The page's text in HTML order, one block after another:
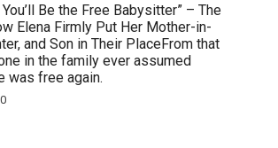
Be the Free Babysitter” – The
Elena Firmly Put Her Mother-in-
and Son in Their PlaceFrom that
in the family ever assumed
was free again.